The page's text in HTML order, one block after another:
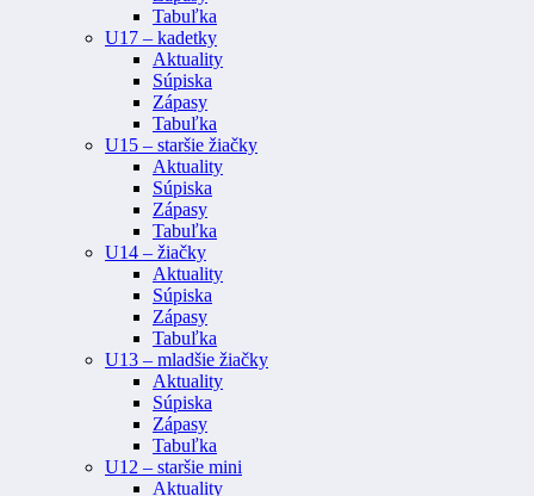
Tabuľka
U17 – kadetky
Aktuality
Súpiska
Zápasy
Tabuľka
U15 – staršie žiačky
Aktuality
Súpiska
Zápasy
Tabuľka
U14 – žiačky
Aktuality
Súpiska
Zápasy
Tabuľka
U13 – mladšie žiačky
Aktuality
Súpiska
Zápasy
Tabuľka
U12 – staršie mini
Aktuality